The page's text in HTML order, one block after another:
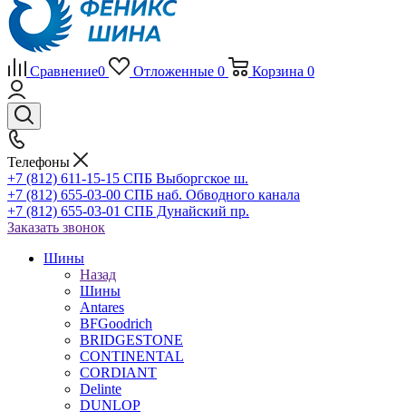
Сравнение0 Отложенные 0 Корзина 0
Телефоны
+7 (812) 611-15-15 СПБ Выборгское ш.
+7 (812) 655-03-00 СПБ наб. Обводного канала
+7 (812) 655-03-01 СПБ Дунайский пр.
Заказать звонок
Шины
Назад
Шины
Antares
BFGoodrich
BRIDGESTONE
CONTINENTAL
CORDIANT
Delinte
DUNLOP